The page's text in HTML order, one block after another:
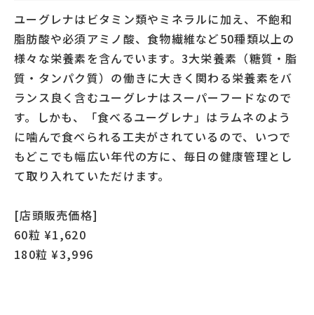
ユーグレナはビタミン類やミネラルに加え、不飽和
脂肪酸や必須アミノ酸、食物繊維など50種類以上の
様々な栄養素を含んでいます。3大栄養素（糖質・脂
質・タンパク質）の働きに大きく関わる栄養素をバ
ランス良く含むユーグレナはスーパーフードなので
す。しかも、「食べるユーグレナ」はラムネのよう
に噛んで食べられる工夫がされているので、いつで
もどこでも幅広い年代の方に、毎日の健康管理とし
て取り入れていただけます。
[店頭販売価格]
60粒 ¥1,620
180粒 ¥3,996